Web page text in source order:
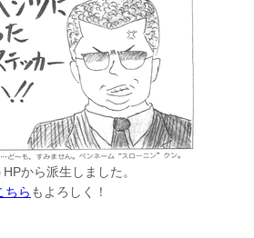
HPから派生しました。
ちら もよろしく！